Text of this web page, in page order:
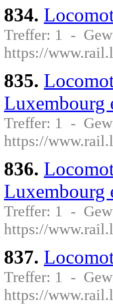
834.
Treffer: 1 -
https://
835.
Luxembourg
Treffer: 1 -
https://
836.
Luxembourg
Treffer: 1 -
https://
837.
Treffer: 1 -
https://